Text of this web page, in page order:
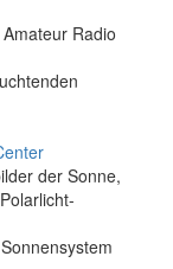
Radio
der Sonne,